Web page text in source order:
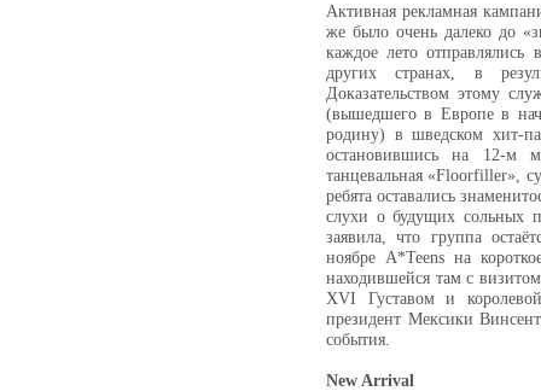
Активная рекламная
же было очень далеко до
каждое лето
других странах, в
Доказательством этому
(вышедшего в Европе в
родину) в шведском хит-
остановившись на 12-м
танцевальная «Floorfiller»,
ребята оставались
слухи о будущих сольных
заявила, что группа
ноябре A*Teens на
находившейся там с
XVI Густавом и
президент Мексики
события.
New Arrival